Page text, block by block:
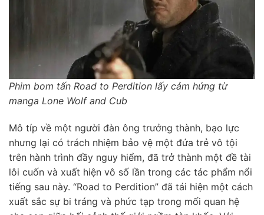
Phim bom tấn Road to Perdition lấy cảm hứng từ
manga Lone Wolf and Cub
Mô típ về một người đàn ông trưởng thành, bạo lực
nhưng lại có trách nhiệm bảo vệ một đứa trẻ vô tội
trên hành trình đầy nguy hiểm, đã trở thành một đề tài
lôi cuốn và xuất hiện vô số lần trong các tác phẩm nổi
tiếng sau này. “Road to Perdition” đã tái hiện một cách
xuất sắc sự bi tráng và phức tạp trong mối quan hệ